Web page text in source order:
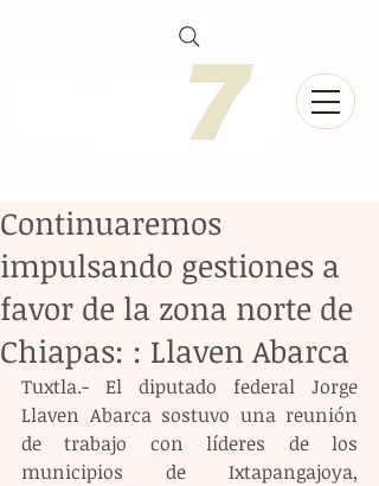
Continuaremos
impulsando gestiones a
favor de la zona norte de
Chiapas: : Llaven Abarca
Tuxtla.- El diputado federal Jorge
Llaven Abarca sostuvo una reunión
de trabajo con líderes de los
municipios de Ixtapangajoya,